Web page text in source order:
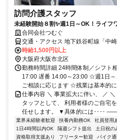
訪問介護スタッフ
未経験開始８割✨週1日～OK！ライフ
合同会社つむぐ
交通・アクセス 地下鉄谷町線「中
時給1,500円以上
大阪府大阪市北区
勤務時間詳細 24時間体制／シフト
17:00 遅番 14:00～23:00 ☆週1日
ご相談に応じます ☆残業は基本的
仕事内容 ＼ 事業拡大に伴い、 ／
タッフとして、 利用者様のご自宅
任せします。 ▼具体的に
業界未経験者歓迎 扶養内勤務OK 社員登用
1日4時間以内OK
隔週シフト提出 土日祝の
資格取得支援あり
フリーター歓迎 バイク